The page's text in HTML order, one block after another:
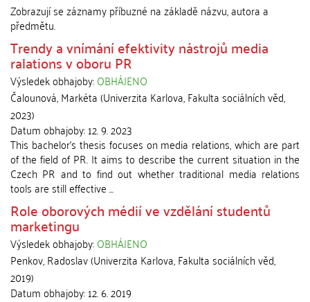
Zobrazují se záznamy příbuzné na základě názvu, autora a
předmětu.
Trendy a vnímání efektivity nástrojů media
ralations v oboru PR
Výsledek obhajoby:OBHÁJENO
Čalounová, Markéta(Univerzita Karlova, Fakulta sociálních věd,
2023)
Datum obhajoby:12. 9. 2023
This bachelor's thesis focuses on media relations, which are part
of the field of PR. It aims to describe the current situation in the
Czech PR and to find out whether traditional media relations
tools are still effective ...
Role oborových médií ve vzdělání studentů
marketingu
Výsledek obhajoby:OBHÁJENO
Penkov, Radoslav(Univerzita Karlova, Fakulta sociálních věd,
2019)
Datum obhajoby:12. 6. 2019